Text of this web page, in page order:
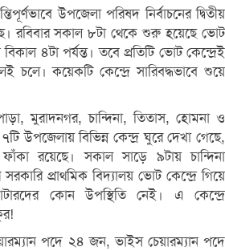
উপজেলা পরিষদ নির্বাচনের দ্বিতীয়
রবিবার সকাল ৮টা থেকে শুরু হয়েছে ভোট
৪টা পর্যন্ত। তবে প্রতিটি ভোট কেন্দ্রেই
চলে। কয়েকটি কেন্দ্রে সারিবদ্ধভাবে শুয়ে
মুরাদনগর, চান্দিনা, তিতাস, হোমনা ও
উপজেলায় বিভিন্ন কেন্দ্র ঘুরে দেখা গেছে,
ফাঁকা রয়েছে। সকাল সাড়ে ৯টায় চান্দিনা
প্রাথমিক বিদ্যালয় ভোট কেন্দ্রে গিয়ে
কোন উপস্থিতি নেই। এ কেন্দ্রে
পদে ২৪ জন, ভাইস চেয়ারম্যান পদে